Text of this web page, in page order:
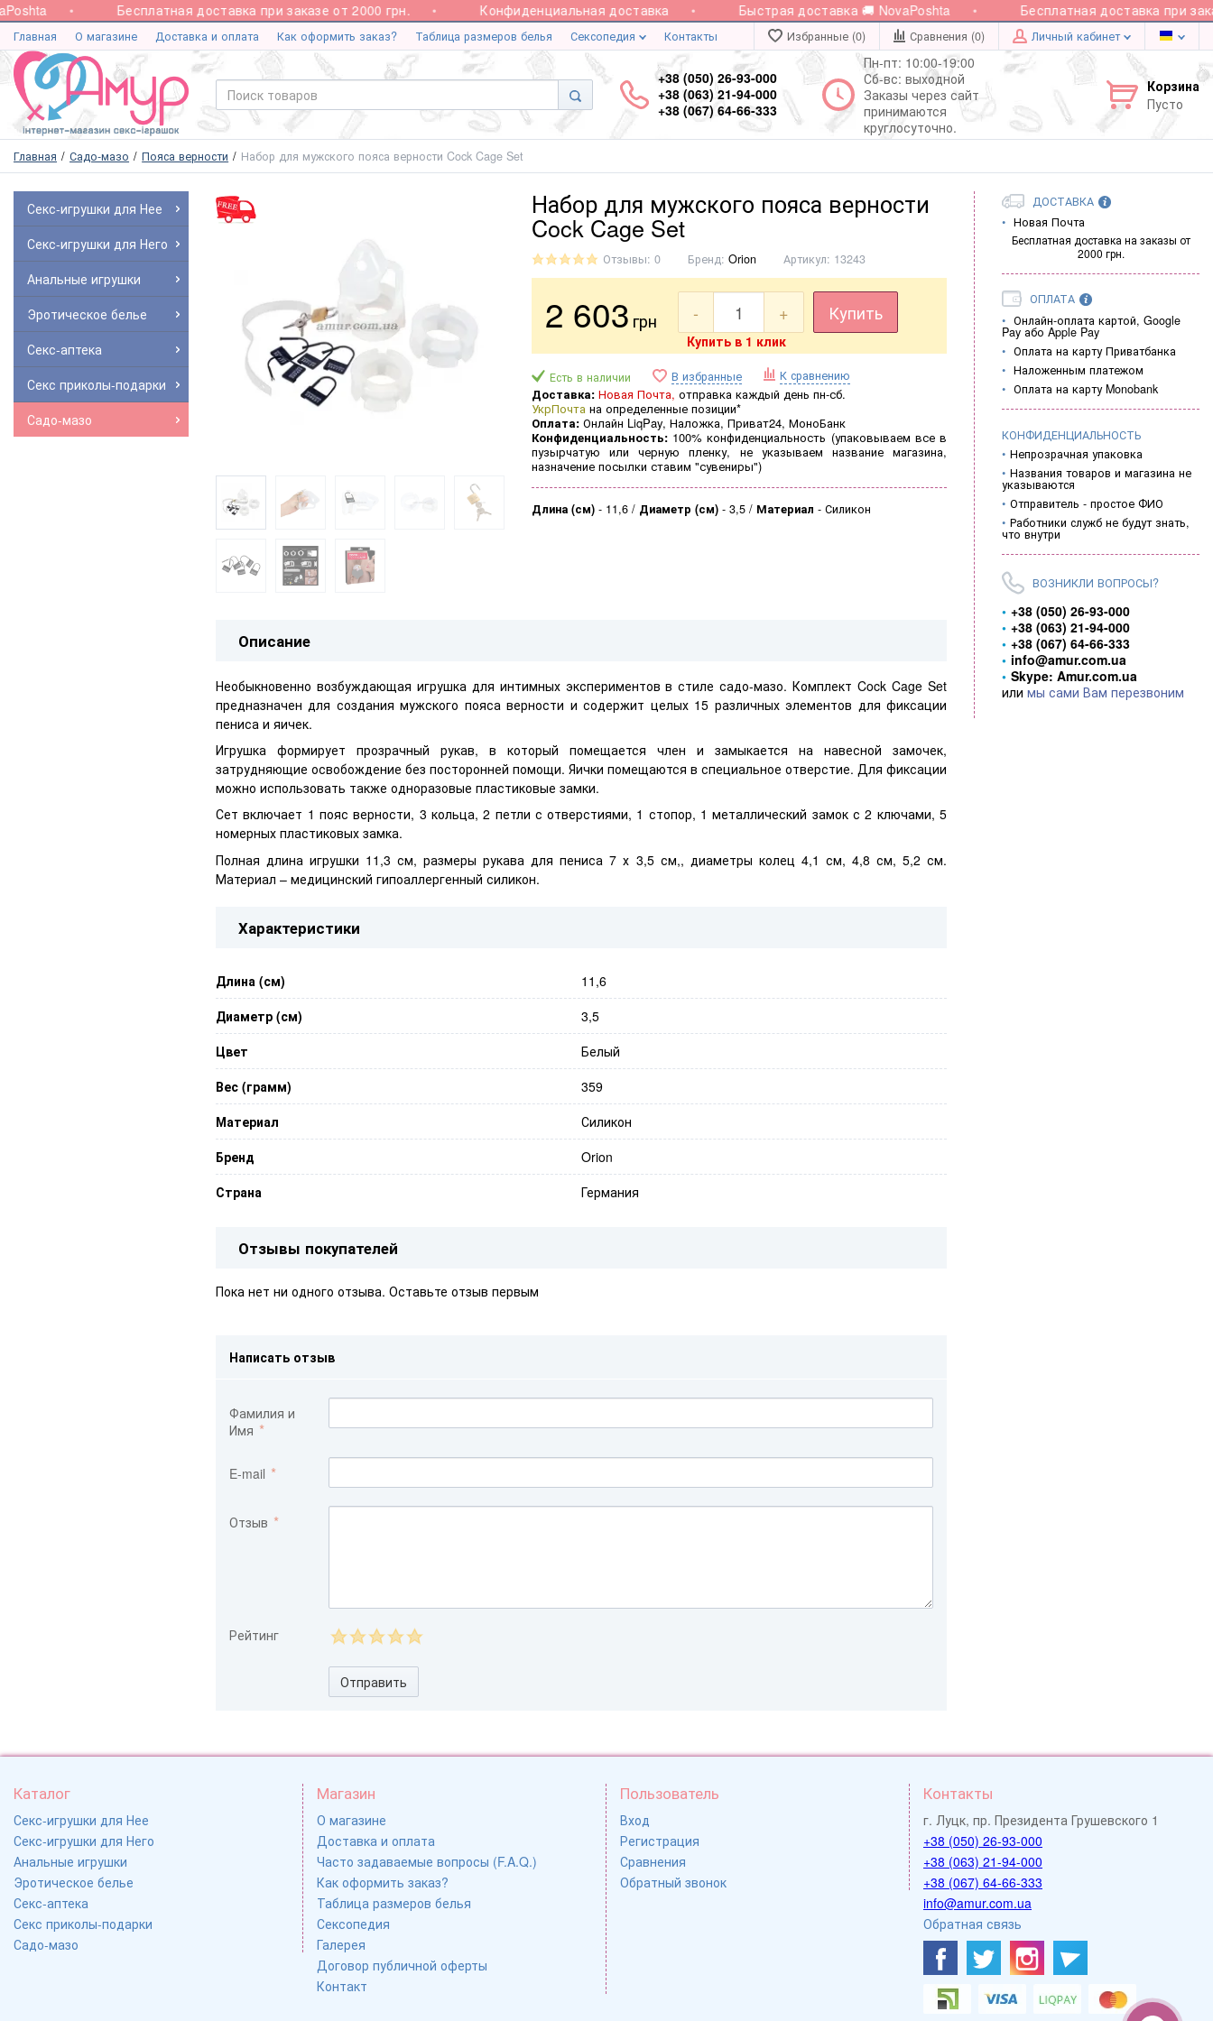
Бесплатная доставка при заказе от 2000 грн. Конфиденциальная доставка Быстрая доставка 🚚 NovaPoshta Бесплатная доставка при
Главная О магазине Доставка и оплата Как оформить заказ? Таблица размеров белья Сексопедия Контакты Избранные (0) Сравнения (0) Личный кабинет
+38 (050) 26-93-000
+38 (063) 21-94-000
+38 (067) 64-66-333
Пн-пт: 10:00-19:00
Сб-вс: выходной
Заказы через сайт
принимаются
круглосуточно.
Корзина
Пусто
Главная Садо-мазо Пояса верности Набор для мужского пояса верности Cock Cage Set
Секс-игрушки для Нее
Секс-игрушки для Него
Анальные игрушки
Эротическое белье
Секс-аптека
Секс приколы-подарки
Садо-мазо
Набор для мужского пояса верности
Cock Cage Set
Отзывы: 0 Бренд: Orion Артикул: 13243
2 603 грн - + Купить
Купить в 1 клик
Есть в наличии В избранные К сравнению
Доставка: Новая Почта, отправка каждый день пн-сб.
УкрПочта на определенные позиции*
Оплата: Онлайн LiqPay, Наложка, Приват24, МоноБанк
Конфиденциальность: 100% конфиденциальность (упаковываем все в
пузырчатую или черную пленку, не указываем название магазина,
назначение посылки ставим "сувениры")
Длина (см) - 11,6 Диаметр (см) - 3,5 Материал - Силикон
Описание
Необыкновенно возбуждающая игрушка для интимных экспериментов в стиле садо-мазо. Комплект Cock Cage Set
предназначен для создания мужского пояса верности и содержит целых 15 различных элементов для фиксации
пениса и яичек.
Игрушка формирует прозрачный рукав, в который помещается член и замыкается на навесной замочек,
затрудняющие освобождение без посторонней помощи. Яички помещаются в специальное отверстие. Для фиксации
можно использовать также одноразовые пластиковые замки.
Сет включает 1 пояс верности, 3 кольца, 2 петли с отверстиями, 1 стопор, 1 металлический замок с 2 ключами, 5
номерных пластиковых замка.
Полная длина игрушки 11,3 см, размеры рукава для пениса 7 х 3,5 см,, диаметры колец 4,1 см, 4,8 см, 5,2 см.
Материал – медицинский гипоаллергенный силикон.
Характеристики
Длина (см)
11,6
Диаметр (см)
3,5
Цвет
Белый
Вес (грамм)
359
Материал
Силикон
Бренд
Orion
Страна
Германия
Отзывы покупателей
Пока нет ни одного отзыва. Оставьте отзыв первым
Написать отзыв
Фамилия и
Имя
E-mail
Отзыв
Рейтинг
Отправить
ДОСТАВКА
Новая Почта
Бесплатная доставка на заказы от
2000 грн.
ОПЛАТА
Онлайн-оплата картой, Google
Pay або Apple Pay
Оплата на карту Приватбанка
Наложенным платежом
Оплата на карту Monobank
КОНФИДЕНЦИАЛЬНОСТЬ
Непрозрачная упаковка
Названия товаров и магазина не
указываются
Отправитель - простое ФИО
Работники служб не будут знать,
что внутри
ВОЗНИКЛИ ВОПРОСЫ?
+38 (050) 26-93-000
+38 (063) 21-94-000
+38 (067) 64-66-333
info@amur.com.ua
Skype: Amur.com.ua
или мы сами Вам перезвоним
Каталог
Секс-игрушки для Нее
Секс-игрушки для Него
Анальные игрушки
Эротическое белье
Секс-аптека
Секс приколы-подарки
Садо-мазо
Магазин
О магазине
Доставка и оплата
Часто задаваемые вопросы (F.A.Q.)
Как оформить заказ?
Таблица размеров белья
Сексопедия
Галерея
Договор публичной оферты
Контакт
Пользователь
Вход
Регистрация
Сравнения
Обратный звонок
Контакты
г. Луцк, пр. Президента Грушевского 1
+38 (050) 26-93-000
+38 (063) 21-94-000
+38 (067) 64-66-333
info@amur.com.ua
Обратная связь